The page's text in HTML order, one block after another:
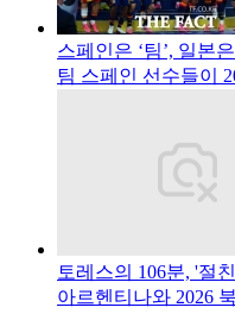
스페인은 ‘팀’, 일본
팀 스페인 선수들이
토레스의 106분, '절
아르헨티나와 2026